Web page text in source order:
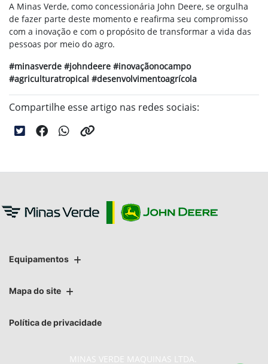
A Minas Verde, como concessionária John Deere, se orgulha
de fazer parte deste momento e reafirma seu compromisso
com a inovação e com o propósito de transformar a vida das
pessoas por meio do agro.
#minasverde #johndeere #inovaçãonocampo
#agriculturatropical #desenvolvimentoagrícola
Compartilhe esse artigo nas redes sociais:
Equipamentos
Mapa do site
Política de privacidade
MINAS VERDE MAQUINAS LTDA.